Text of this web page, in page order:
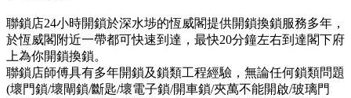
聯鎖店24小時開鎖於深水埗的恆威閣提供開鎖換鎖服務多年，
於恆威閣附近一帶都可快速到達，最快20分鐘左右到達閣下府
上為你開鎖換鎖。
聯鎖店師傅具有多年開鎖及鎖類工程經驗，無論任何鎖類問題
(壞門鎖/壞閘鎖/斷匙/壞電子鎖/開車鎖/夾萬不能開啟/玻璃門